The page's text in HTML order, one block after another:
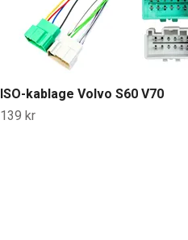
ISO-kablage Volvo S60 V70
139 kr